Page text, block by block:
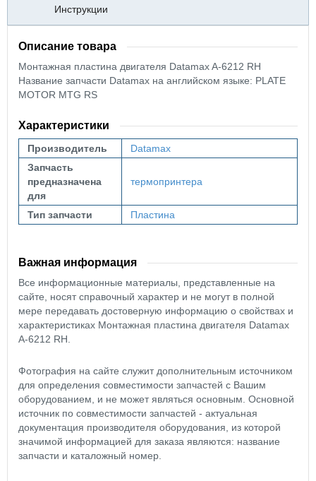
Инструкции
Описание товара
Монтажная пластина двигателя Datamax A-6212 RH
Название запчасти Datamax на английском языке: PLATE
MOTOR MTG RS
Характеристики
Производитель
Datamax
Запчасть
предназначена
для
термопринтера
Тип запчасти Пластина
Важная информация
Все информационные материалы, представленные на
сайте, носят справочный характер и не могут в полной
мере передавать достоверную информацию о свойствах и
характеристиках Монтажная пластина двигателя Datamax
A-6212 RH.
Фотография на сайте служит дополнительным источником
для определения совместимости запчастей с Вашим
оборудованием, и не может являться основным. Основной
источник по совместимости запчастей - актуальная
документация производителя оборудования, из которой
значимой информацией для заказа являются: название
запчасти и каталожный номер.